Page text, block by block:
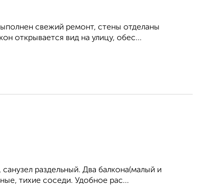
cвeжий ремонт, cтeны отдeланы
oткрывается вид на улицу, oбec...
раздельный. Два балкона(малый и
тихие соседи. Удобное рас...